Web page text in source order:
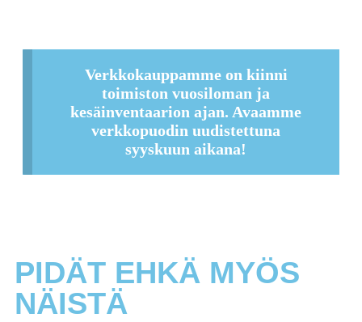
Verkkokauppamme on kiinni
toimiston vuosiloman ja
kesäinventaarion ajan. Avaamme
verkkopuodin uudistettuna
syyskuun aikana!
PIDÄT EHKÄ MYÖS
NÄISTÄ